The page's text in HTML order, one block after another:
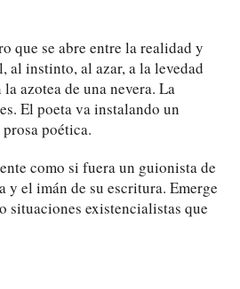
que se abre entre la realidad y
al instinto, al azar, a la levedad
azotea de una nevera. La
El poeta va instalando un
poética.
como si fuera un guionista de
y el imán de su escritura. Emerge
situaciones existencialistas que